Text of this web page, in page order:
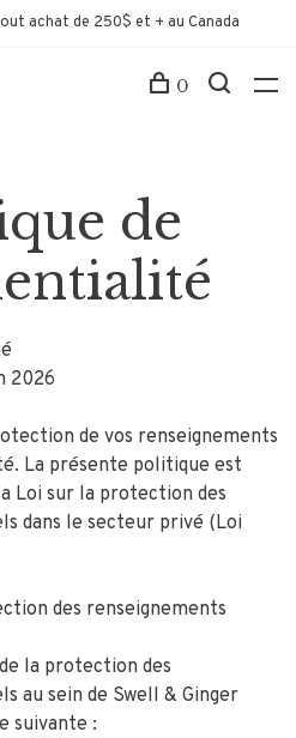
achat de 250$ et + au Canada
0
de
2026
de vos renseignements
La présente politique est
Loi sur la protection des
dans le secteur privé (Loi
des renseignements
la protection des
au sein de Swell & Ginger
suivante :